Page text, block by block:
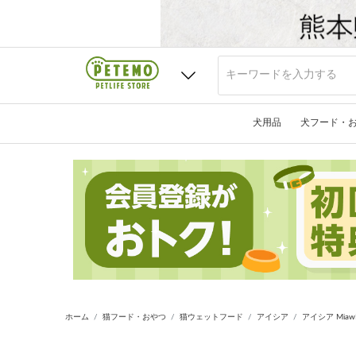
犬用品 犬フード・
ホーム 猫フード・おやつ 猫ウェットフード アイシア アイシア